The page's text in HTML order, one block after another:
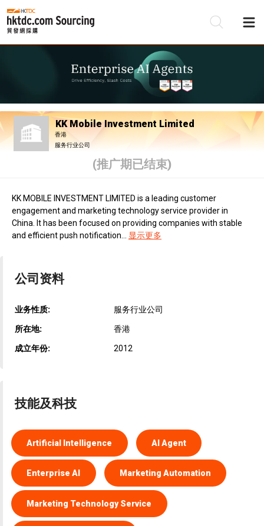
KK Mobile Investment Limited
香港
服务行业公司
(推广期已结束)
KK MOBILE INVESTMENT LIMITED is a leading customer
engagement and marketing technology service provider in
China. It has been focused on providing companies with stable
and efficient push notification...
显示更多
公司资料
业务性质: 服务行业公司
所在地: 香港
成立年份: 2012
技能及科技
Artificial Intelligence AI Agent
Enterprise AI Marketing Automation
Marketing Technology Service